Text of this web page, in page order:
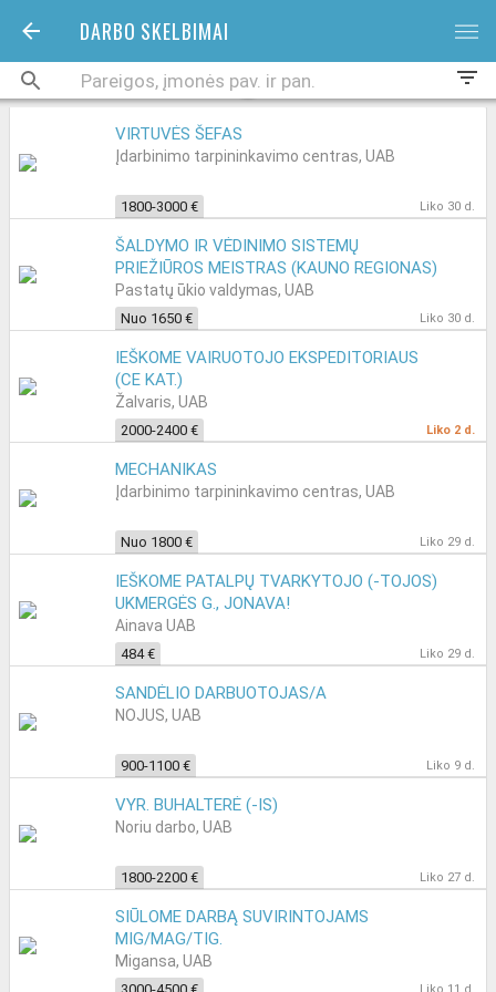
DARBO SKELBIMAI bars
filter_list
VIRTUVĖS ŠEFAS
Įdarbinimo tarpininkavimo centras, UAB
1800-3000 € Liko 30 d.
ŠALDYMO IR VĖDINIMO SISTEMŲ
PRIEŽIŪROS MEISTRAS (KAUNO REGIONAS)
Pastatų ūkio valdymas, UAB
Nuo 1650 € Liko 30 d.
IEŠKOME VAIRUOTOJO EKSPEDITORIAUS
(CE KAT.)
Žalvaris, UAB
2000-2400 € Liko 2 d.
MECHANIKAS
Įdarbinimo tarpininkavimo centras, UAB
Nuo 1800 € Liko 29 d.
IEŠKOME PATALPŲ TVARKYTOJO (-TOJOS)
UKMERGĖS G., JONAVA!
Ainava UAB
484 € Liko 29 d.
SANDĖLIO DARBUOTOJAS/A
NOJUS, UAB
900-1100 € Liko 9 d.
VYR. BUHALTERĖ (-IS)
Noriu darbo, UAB
1800-2200 € Liko 27 d.
SIŪLOME DARBĄ SUVIRINTOJAMS
MIG/MAG/TIG.
Migansa, UAB